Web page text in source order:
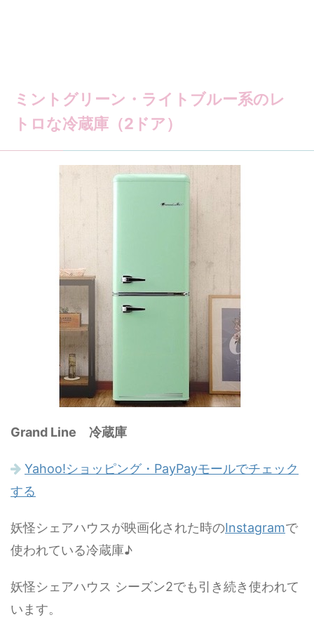
ミントグリーン・ライトブルー系のレ
トロな冷蔵庫（2ドア）
Grand Line 冷蔵庫
Yahoo!ショッピング・PayPayモールでチェック
する
妖怪シェアハウスが映画化された時のInstagramで
使われている冷蔵庫♪
妖怪シェアハウス シーズン2でも引き続き使われて
います。